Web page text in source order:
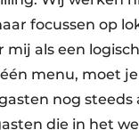
focussen op
mij als een
menu, moet
nog steeds
die in het